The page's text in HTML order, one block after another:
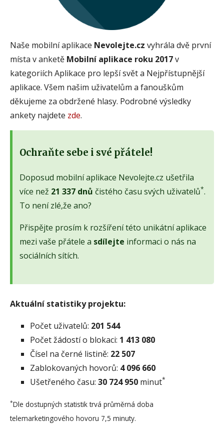
Naše mobilní aplikace Nevolejte.cz vyhrála dvě první
místa v anketě Mobilní aplikace roku 2017v
kategoriích Aplikace pro lepší svět a Nejpřístupnější
aplikace. Všem našim uživatelům a fanouškům
děkujeme za obdržené hlasy. Podrobné výsledky
ankety najdete zde.
Ochraňte sebe i své přátele!
Doposud mobilní aplikace Nevolejte.cz ušetřila
více než 21 337 dnů čistého času svých uživatelů*.
To není zlé,že ano?
Přispějte prosím k rozšíření této unikátní aplikace
mezi vaše přátele a sdílejte informaci o nás na
sociálních sítích.
Aktuální statistiky projektu:
Počet uživatelů: 201 544
Počet žádostí o blokaci: 1 413 080
Čísel na černé listině: 22 507
Zablokovaných hovorů: 4 096 660
Ušetřeného času: 30 724 950 minut*
*Dle dostupných statistik trvá průměrná doba
telemarketingového hovoru 7,5 minuty.